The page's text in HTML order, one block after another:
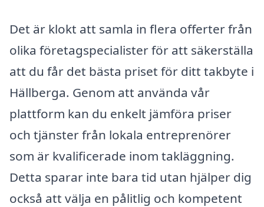
Det är klokt att samla in flera offerter från
olika företagspecialister för att säkerställa
att du får det bästa priset för ditt takbyte i
Hällberga. Genom att använda vår
plattform kan du enkelt jämföra priser
och tjänster från lokala entreprenörer
som är kvalificerade inom takläggning.
Detta sparar inte bara tid utan hjälper dig
också att välja en pålitlig och kompetent